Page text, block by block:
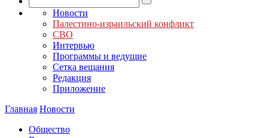
Новости
Палестино-израильский конфликт
СВО
Интервью
Программы и ведущие
Сетка вещания
Редакция
Приложение
Главная Новости
Общество